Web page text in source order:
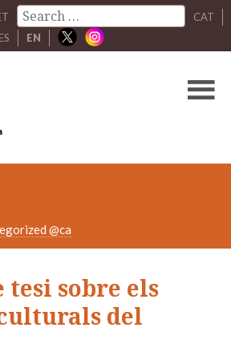
CAT
ES
EN
@ca
tesi sobre els
del